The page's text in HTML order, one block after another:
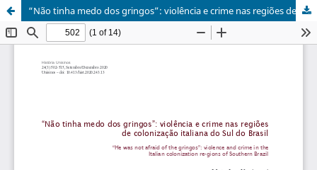
“Não tinha medo dos gringos”: violência e crime nas regiões de colonização italiana do Sul do Brasil